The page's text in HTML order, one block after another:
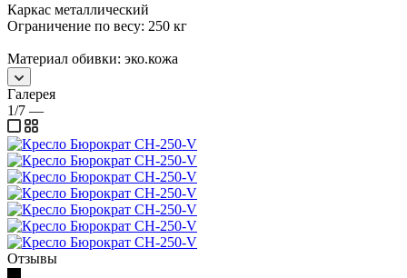
Каркас металлический
Ограничение по весу: 250 кг
Материал обивки: эко.кожа
Галерея
1/7 —
Отзывы